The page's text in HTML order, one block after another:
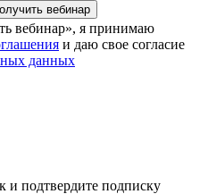
вебинар
вебинар», я принимаю
и даю свое согласие
данных
и подтвердите подписку